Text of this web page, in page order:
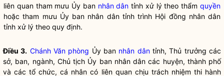
liên quan tham mưu Ủy ban nhân dân tỉnh xử lý theo thẩmquyền
hoặc tham mưu Ủy ban nhân dântỉnh trình Hội đồng nhân dân
tỉnh xử lý theo quy định.
Điều 3. Chánh Văn phòng Ủy ban nhân dântỉnh, Thủ trưởng các
sở, ban, ngành, Chủ tịch Ủy ban nhân dân các huyện, thành phố
và các tổ chức, cá nhân có liên quan chịu trách nhiệm thi hành